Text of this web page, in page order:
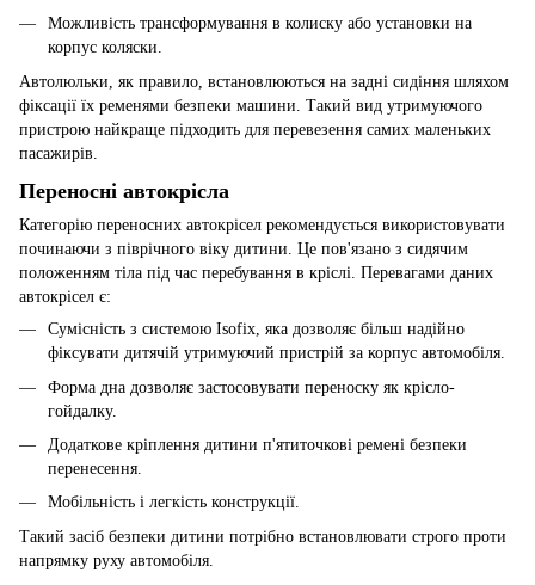
Можливість трансформування в колиску або установки на
корпус коляски.
Автолюльки, як правило, встановлюються на задні сидіння шляхом
фіксації їх ременями безпеки машини. Такий вид утримуючого
пристрою найкраще підходить для перевезення самих маленьких
пасажирів.
Переносні автокрісла
Категорію переносних автокрісел рекомендується використовувати
починаючи з піврічного віку дитини. Це пов'язано з сидячим
положенням тіла під час перебування в кріслі. Перевагами даних
автокрісел є:
Сумісність з системою Isofix, яка дозволяє більш надійно
фіксувати дитячій утримуючий пристрій за корпус автомобіля.
Форма дна дозволяє застосовувати переноску як крісло-
гойдалку.
Додаткове кріплення дитини п'ятиточкові ремені безпеки
перенесення.
Мобільність і легкість конструкції.
Такий засіб безпеки дитини потрібно встановлювати строго проти
напрямку руху автомобіля.